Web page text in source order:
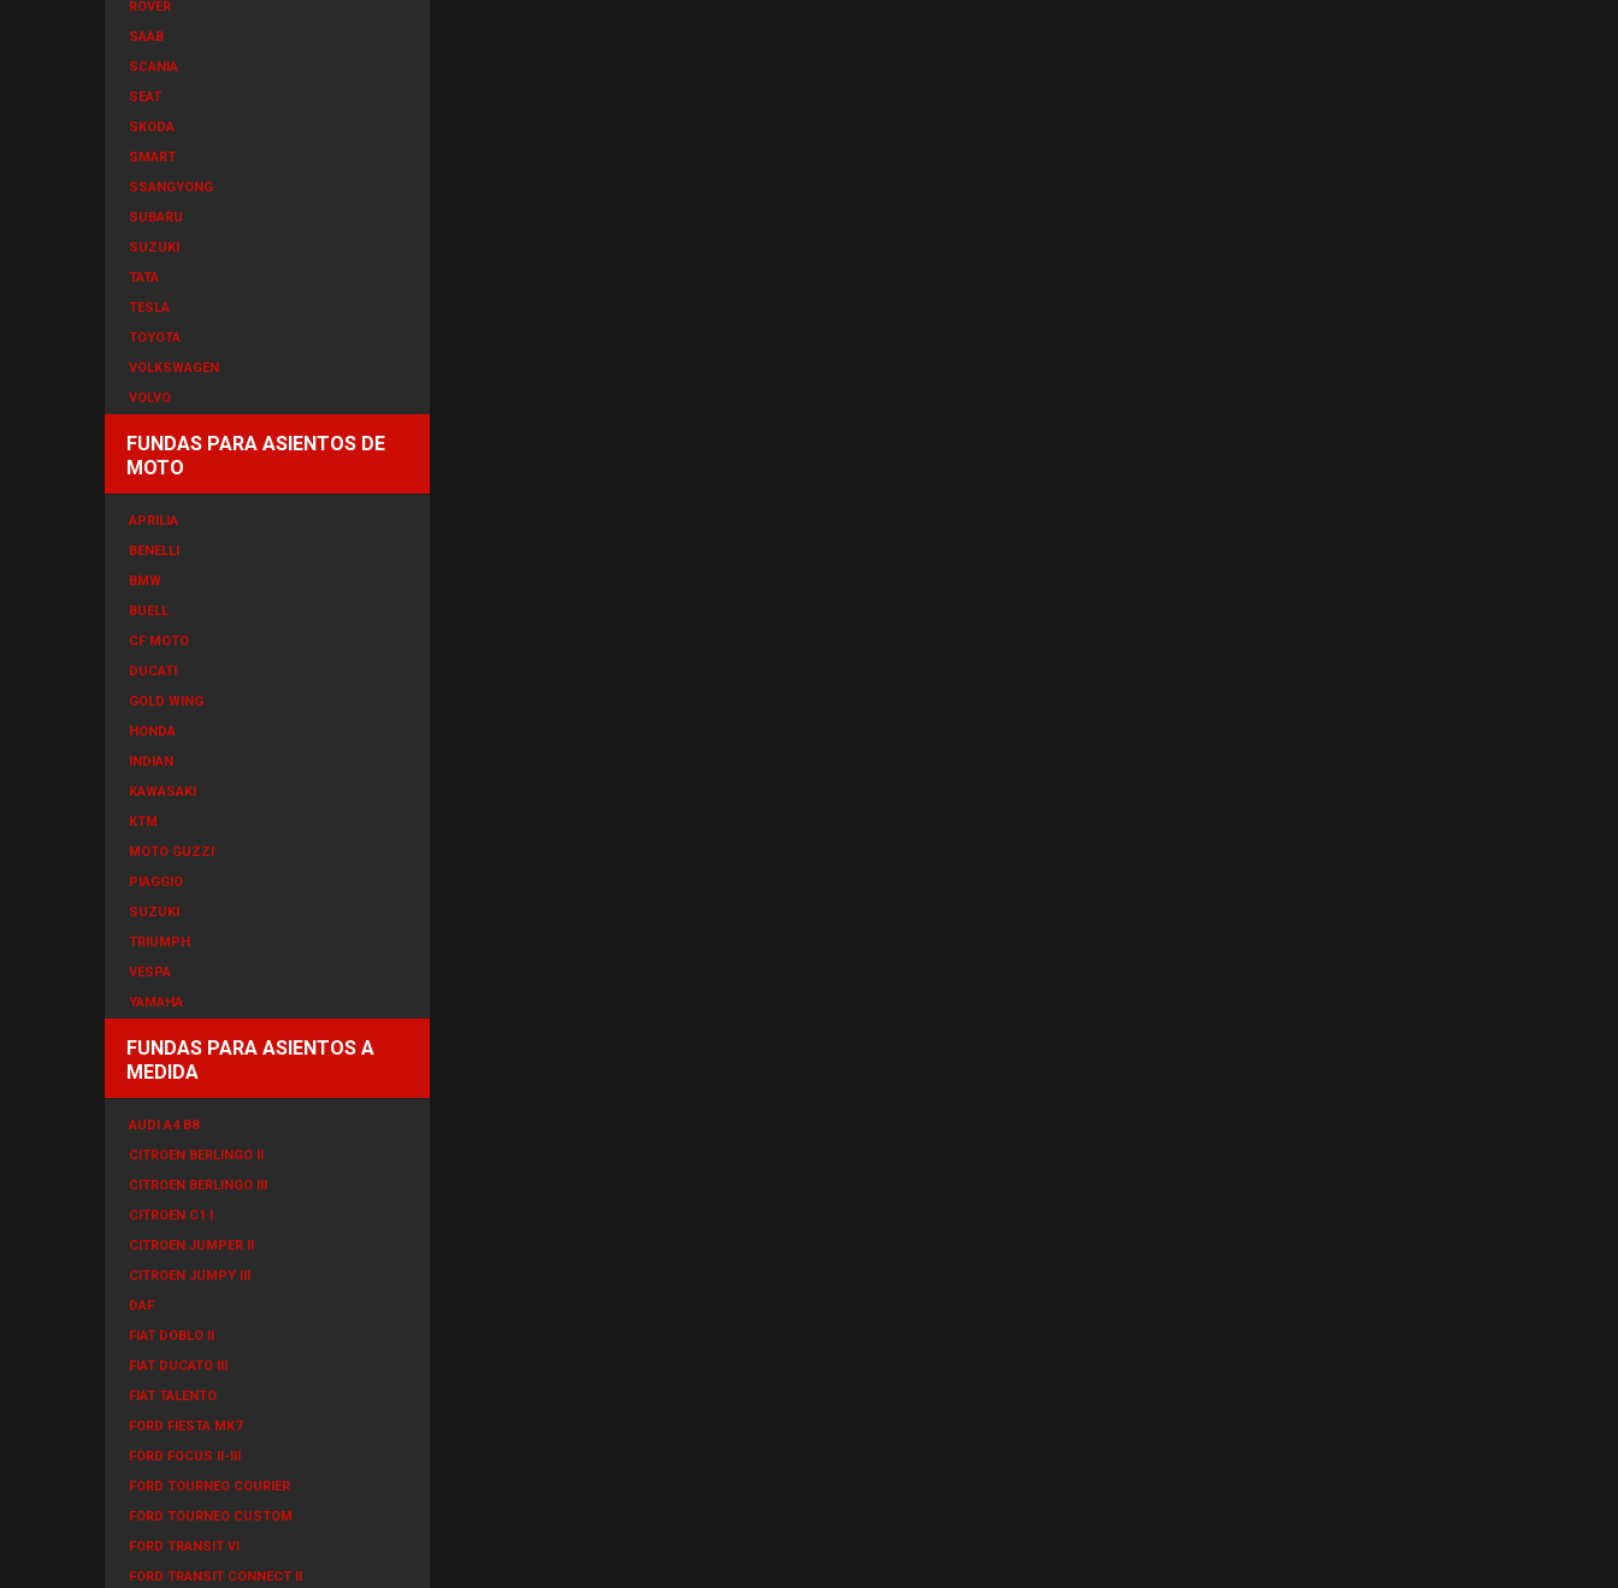
ROVER
SAAB
SCANIA
SEAT
SKODA
SMART
SSANGYONG
SUBARU
SUZUKI
TATA
TESLA
TOYOTA
VOLKSWAGEN
VOLVO
FUNDAS PARA ASIENTOS DE
MOTO
APRILIA
BENELLI
BMW
BUELL
CF MOTO
DUCATI
GOLD WING
HONDA
INDIAN
KAWASAKI
KTM
MOTO GUZZI
PIAGGIO
SUZUKI
TRIUMPH
VESPA
YAMAHA
FUNDAS PARA ASIENTOS A
MEDIDA
AUDI A4 B8
CITROEN BERLINGO II
CITROEN BERLINGO III
CITROEN C1 I
CITROEN JUMPER II
CITROEN JUMPY III
DAF
FIAT DOBLO II
FIAT DUCATO III
FIAT TALENTO
FORD FIESTA MK7
FORD FOCUS II-III
FORD TOURNEO COURIER
FORD TOURNEO CUSTOM
FORD TRANSIT VI
FORD TRANSIT CONNECT II